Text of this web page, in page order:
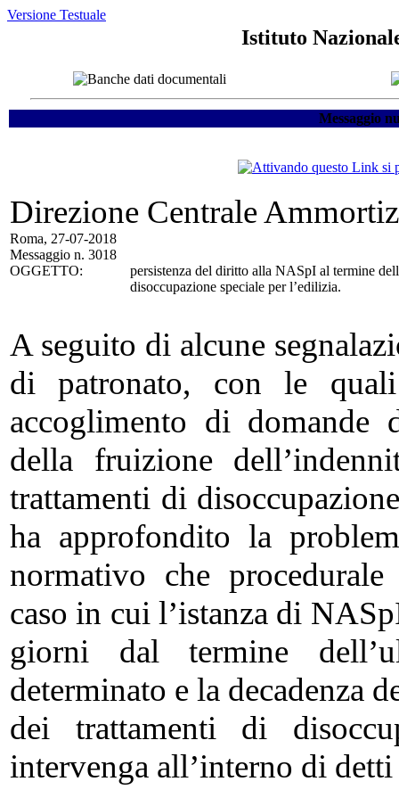
Versione Testuale
Istituto
Messaggio
Direzione Centrale
Roma, 27-07-2018
Messaggio n. 3018
OGGETTO:
persistenza del diritto alla NASpI al termine
disoccupazione speciale per l’edilizia.
A seguito di alcune
di patronato, con le
accoglimento di domande
della fruizione
trattamenti di
ha approfondito la
normativo che
caso in cui l’istanza di
giorni dal termine
determinato e la decadenza
dei trattamenti di
intervenga all’interno di